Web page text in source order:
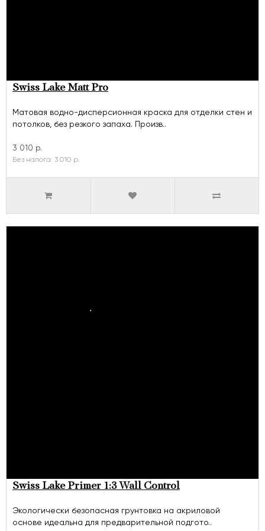
Swiss Lake Matt Pro
Матовая водно-дисперсионная краска для отделки стен и
потолков, без резкого запаха. Произв..
3 010 р.
Без налога: 3 010 р.
Swiss Lake Primer 1:3 Wall Control
Экологически безопасная грунтовка на акриловой
основе идеальна для предварительной подгото..